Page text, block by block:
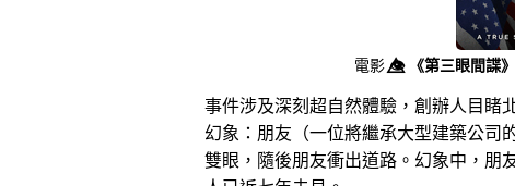
電影👁️⃤《第三眼間諜》
事件涉及深刻超自然體驗，創辦人目睹
幻象：朋友（一位將繼承大型建築公司
雙眼，隨後朋友衝出道路。幻象中，